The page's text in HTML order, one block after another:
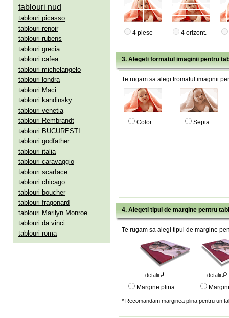
tablouri nud
tablouri picasso
tablouri renoir
tablouri rubens
tablouri grecia
tablouri cafea
tablouri michelangelo
tablouri londra
tablouri Maci
tablouri kandinsky
tablouri venetia
tablouri Rembrandt
tablouri BUCURESTI
tablouri godfather
tablouri italia
tablouri caravaggio
tablouri scarface
tablouri chicago
tablouri boucher
tablouri fragonard
tablouri Marilyn Monroe
tablouri da vinci
tablouri roma
4 piese 4 orizont.
3. Alegeti formatul imaginii pentru
Te rugam sa alegi fromatul imaginii
Color Sepia
4. Alegeti tipul de margine pentru
Te rugam sa alegi tipul de margine
detalii detalii
Margine plina
* Recomandam marginea plina pentru un